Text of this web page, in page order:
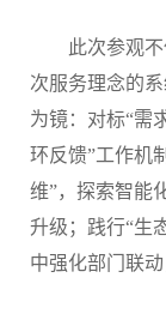
此次参观
次服务理念的
为镜：对标“需
环反馈”工作机
维”，探索智能
升级；践行“生
中强化部门联